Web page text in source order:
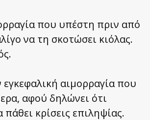
που υπέστη πριν από
να τη σκοτώσει κιόλας.
αιμορραγία που
αφού δηλώνει ότι
κρίσεις επιληψίας.